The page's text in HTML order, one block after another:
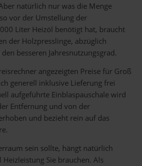
natürlich nur was die Menge
vor der Umstellung der
Liter Heizöl benötigt hat, braucht
der Holzpresslinge, abzüglich
besseren Jahresnutzungsgrad.
angezeigten Preise für Groß
generell inklusive Lieferung frei
aufgeführte Einblaspauschale wird
Entfernung und von der
und bezieht rein auf das
sein sollte, hängt natürlich
Sie brauchen. Als